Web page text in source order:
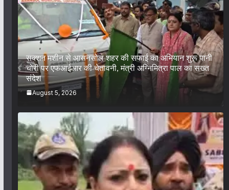
सक्शन मशीन से आसनसोल शहर की सफाई का अभियान शुरू पानी
चोरी पर एफआईआर की चेतावनी, मंत्री अग्निमित्रा पाल का सख्त
संदेश
August 5, 2026